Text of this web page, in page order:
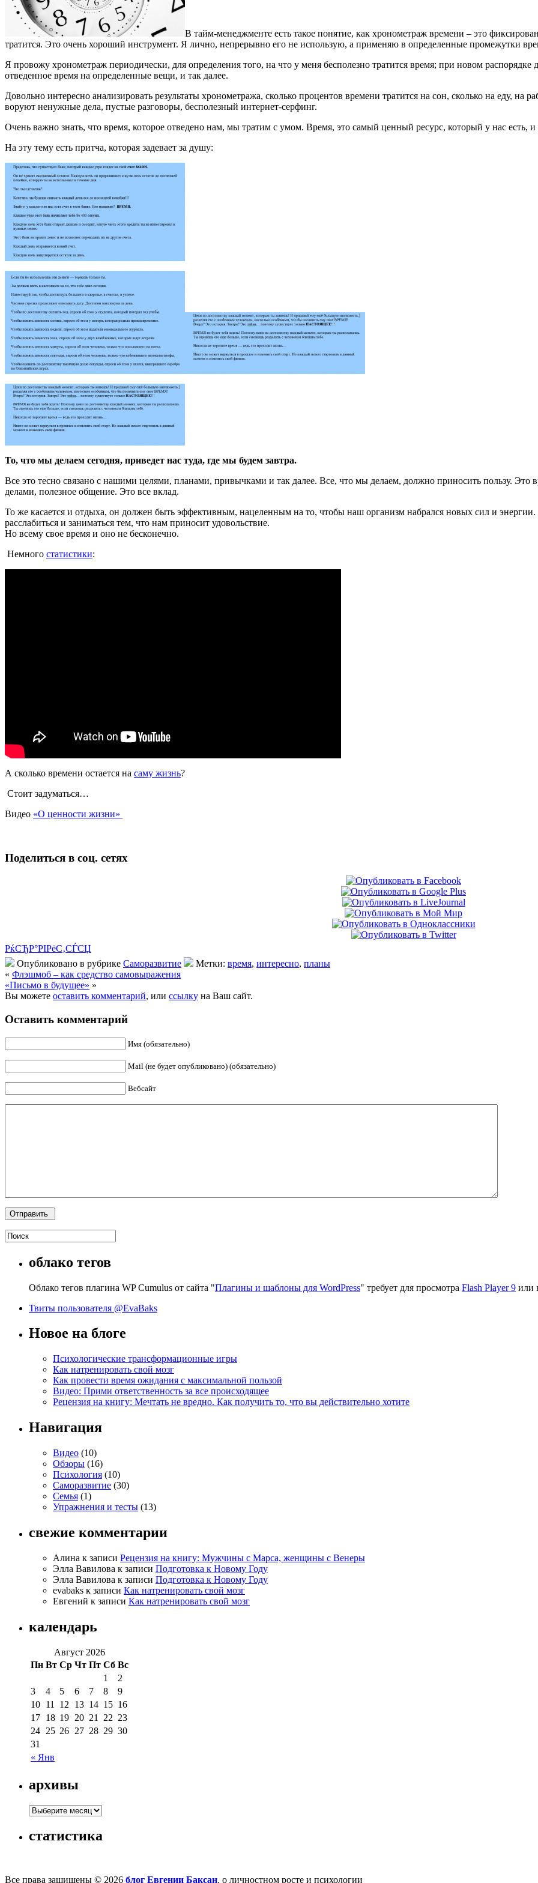
В тайм-менеджменте есть такое понятие, как хронометраж времени – это
тратится. Это очень хороший инструмент. Я лично, непрерывно его не использую, а применяю в определенные промежутки
Я провожу хронометраж периодически, для определения того, на что у меня бесполезно тратится время; при новом
отведенное время на определенные вещи, и так далее.
Довольно интересно анализировать результаты хронометража, сколько процентов времени тратится на сон, сколько на еду, на
воруют ненужные дела, пустые разговоры, бесполезный интернет-серфинг.
Очень важно знать, что время, которое отведено нам, мы тратим с умом. Время, это самый ценный ресурс, который у нас есть,
На эту тему есть притча, которая задевает за душу:
То, что мы делаем сегодня, приведет нас туда, где мы будем завтра.
Все это тесно связано с нашими целями, планами, привычками и так далее. Все, что мы делаем, должно приносить пользу. Это
делами, полезное общение. Это все вклад.
То же касается и отдыха, он должен быть эффективным, нацеленным на то, чтобы наш организм набрался новых сил и
расслабиться и заниматься тем, что нам приносит удовольствие.
Но всему свое время и оно не бесконечно.
Немного статистики:
А сколько времени остается на саму жизнь?
Стоит задуматься…
Видео «О ценности жизни»
Поделиться в соц. сетях
РќСЂР°РІРёС‚СЃСЏ
Опубликовано в рубрике Саморазвитие Метки: время, интересно, планы
« Флэшмоб – как средство самовыражения
«Письмо в будущее» »
Вы можете оставить комментарий, или ссылку на Ваш сайт.
Оставить комментарий
Имя (обязательно)
Mail (не будет опубликовано) (обязательно)
Вебсайт
облако тегов
Облако тегов плагина WP Cumulus от сайта "Плагины и шаблоны для WordPress" требует для просмотра Flash Player 9 или
Твиты пользователя @EvaBaks
Новое на блоге
Психологические трансформационные игры
Как натренировать свой мозг
Как провести время ожидания с максимальной пользой
Видео: Прими ответственность за все происходящее
Рецензия на книгу: Мечтать не вредно. Как получить то, что вы действительно хотите
Навигация
Видео (10)
Обзоры (16)
Психология (10)
Саморазвитие (30)
Семья (1)
Упражнения и тесты (13)
свежие комментарии
Алина к записи Рецензия на книгу: Мужчины с Марса, женщины с Венеры
Элла Вавилова к записи Подготовка к Новому Году
Элла Вавилова к записи Подготовка к Новому Году
evabaks к записи Как натренировать свой мозг
Евгений к записи Как натренировать свой мозг
календарь
Август 2026
Пн Вт Ср Чт Пт Сб Вс
« Янв
1
2
3
4 5 6 7 8
9
10 11 12 13 14 15 16
17 18 19 20 21 22 23
24 25 26 27 28 29 30
31
архивы
статистика
Все права защищены © 2026 блог Евгении Баксан. о личностном росте и психологии